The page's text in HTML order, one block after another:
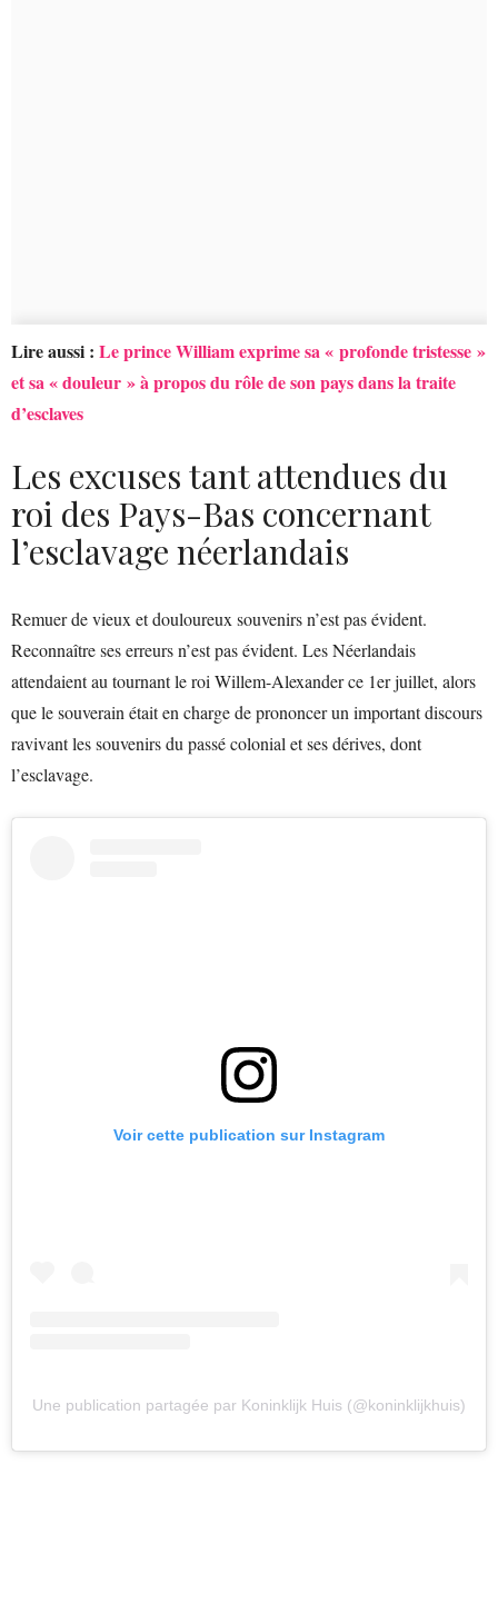
Lire aussi : Le prince William exprime sa « profonde tristesse »
et sa « douleur » à propos du rôle de son pays dans la traite
d’esclaves
Les excuses tant attendues du
roi des Pays-Bas concernant
l’esclavage néerlandais
Remuer de vieux et douloureux souvenirs n’est pas évident.
Reconnaître ses erreurs n’est pas évident. Les Néerlandais
attendaient au tournant le roi Willem-Alexander ce 1er juillet, alors
que le souverain était en charge de prononcer un important discours
ravivant les souvenirs du passé colonial et ses dérives, dont
l’esclavage.
Voir cette publication sur Instagram
Une publication partagée par Koninklijk Huis (@koninklijkhuis)